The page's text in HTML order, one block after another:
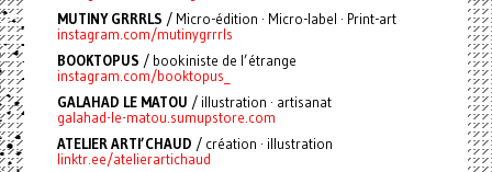
MUTINY GRRRLS / Micro-édition · Micro-label · Print-art
instagram.com/mutinygrrrls
BOOKTOPUS / bookiniste de l’étrange
instagram.com/booktopus_
GALAHAD LE MATOU / illustration · artisanat
galahad-le-matou.sumupstore.com
ATELIER ARTI’CHAUD / création · illustration
linktr.ee/atelierartichaud